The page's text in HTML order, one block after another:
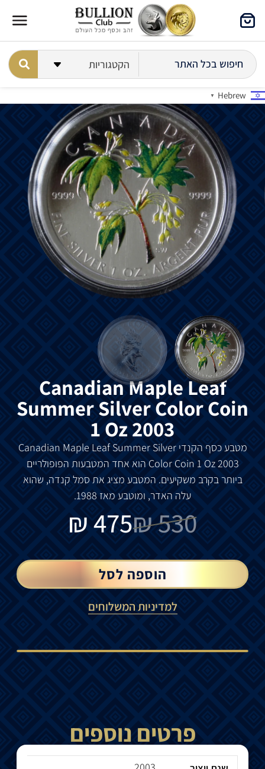
Hebrew
▼
Canadian Maple Leaf
Summer Silver Color Coin
1 Oz 2003
מטבע כסף הקנדי Canadian Maple Leaf Summer Silver
Color Coin 1 Oz 2003 הוא אחד המטבעות הפופולריים
ביותר בקרב משקיעים. המטבע מציג את סמל קנדה, שהוא
עלה האדר, ומוטבע מאז 1988.
530
₪
475
₪
הוספה לסל
למדיניות המשלוחים
פרטים נוספים